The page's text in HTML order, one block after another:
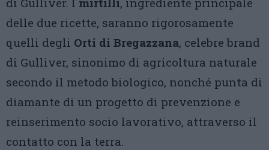
delle due ricette, saranno rigorosamente
quelli degli Orti di Bregazzana, celebre brand
di Gulliver, sinonimo di agricoltura naturale
secondo il metodo biologico, nonché punta di
diamante di un progetto di prevenzione e
reinserimento socio lavorativo, attraverso il
contatto con la terra.